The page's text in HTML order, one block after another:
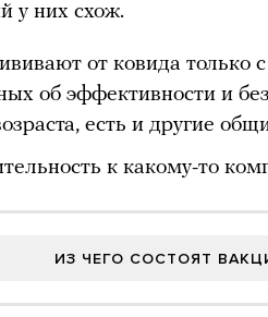
у них схож.
от ковида только
об эффективности и
есть и другие
к какому-то
ИЗ ЧЕГО СОСТОЯТ